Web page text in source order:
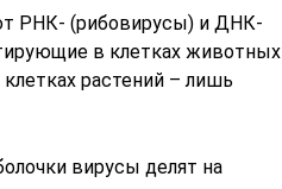
РНК- (рибовирусы) и ДНК-
в клетках животных
растений – лишь
вирусы делят на